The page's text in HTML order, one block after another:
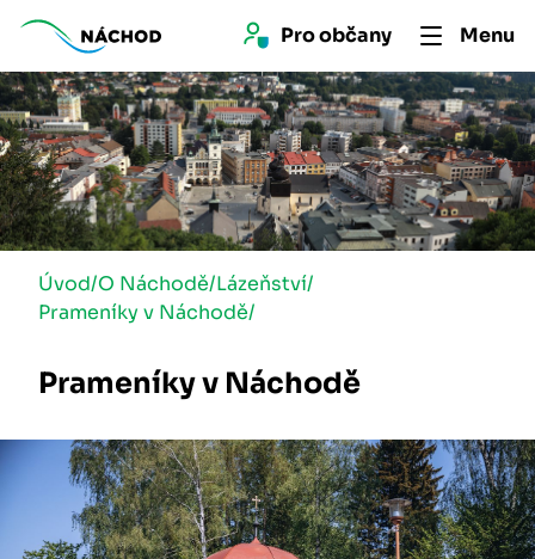
Pro občany Menu
Úvod/O Náchodě/Lázeňství/
Prameníky v Náchodě/
Prameníky v Náchodě